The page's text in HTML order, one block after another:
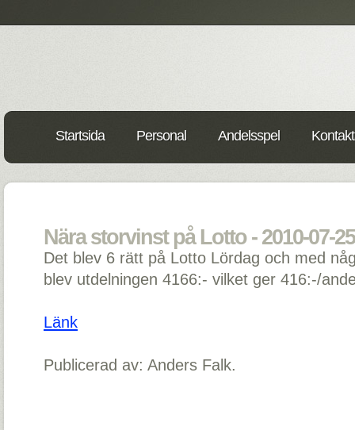
Startsida Personal Andelsspel
Nära storvinst på Lotto - 2010-07-25
Det blev 6 rätt på Lotto Lördag och med
blev utdelningen 4166:- vilket ger 416:-/
Länk
Publicerad av: Anders Falk.